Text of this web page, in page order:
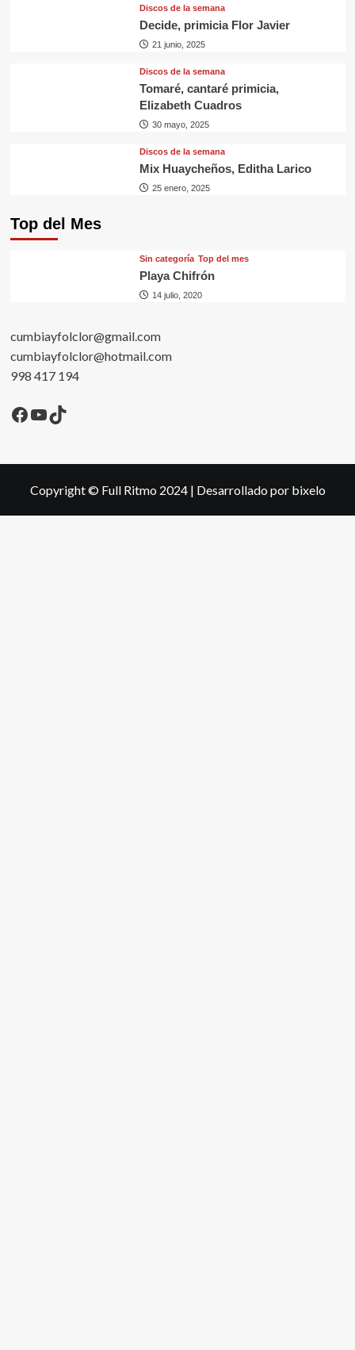
Discos de la semana
Decide, primicia Flor Javier
21 junio, 2025
Discos de la semana
Tomaré, cantaré primicia,
Elizabeth Cuadros
30 mayo, 2025
Discos de la semana
Mix Huaycheños, Editha Larico
25 enero, 2025
Top del Mes
Sin categorí­a Top del mes
Playa Chifrón
14 julio, 2020
cumbiayfolclor@gmail.com
cumbiayfolclor@hotmail.com
998 417 194
Facebook
YouTube
TikTok
Copyright © Full Ritmo 2024 | Desarrollado por bixelo